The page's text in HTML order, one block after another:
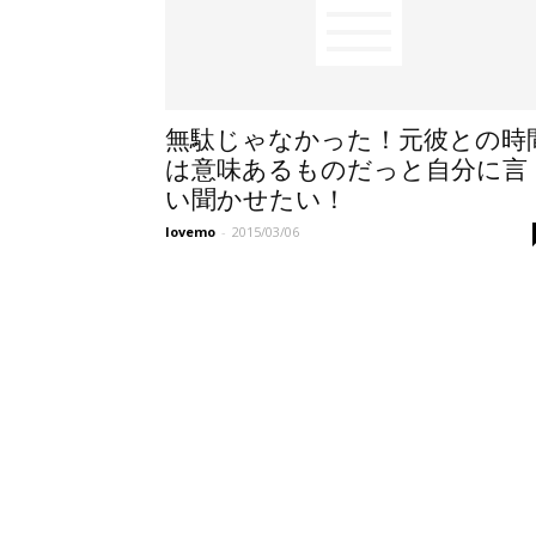
無駄じゃなかった！元彼との時
は意味あるものだっと自分に言
い聞かせたい！
lovemo - 2015/03/06